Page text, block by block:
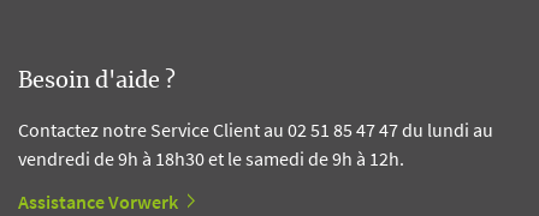
Besoin d'aide ?
Contactez notre Service Client au 02 51 85 47 47 du lundi au
vendredi de 9h à 18h30 et le samedi de 9h à 12h.
Assistance Vorwerk